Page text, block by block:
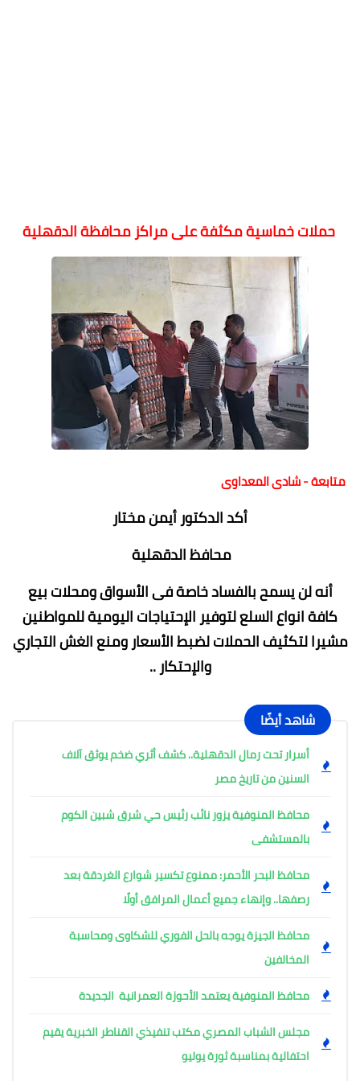
حملات خماسية مكثفة على مراكز محافظة الدقهلية
متابعة - شادى المعداوى
أكد الدكتور أيمن مختار
محافظ الدقهلية
أنه لن يسمح بالفساد خاصة فى الأسواق ومحلات بيع
كافة انواع السلع لتوفير الإحتياجات اليومية للمواطنين
مشيرا لتكثيف الحملات لضبط الأسعار ومنع الغش التجاري
والإحتكار ..
شاهد أيضًا
أسرار تحت رمال الدقهلية.. كشف أثري ضخم يوثق آلاف
السنين من تاريخ مصر
محافظ المنوفية يزور نائب رئيس حي شرق شبين الكوم
بالمستشفى
محافظ البحر الأحمر: ممنوع تكسير شوارع الغردقة بعد
رصفها.. وإنهاء جميع أعمال المرافق أولًا
محافظ الجيزة يوجه بالحل الفوري للشكاوى ومحاسبة
المخالفين
محافظ المنوفية يعتمد الأحوزة العمرانية الجديدة
مجلس الشباب المصري مكتب تنفيذي القناطر الخبرية يقيم
احتفالية بمناسبة ثورة يوليو